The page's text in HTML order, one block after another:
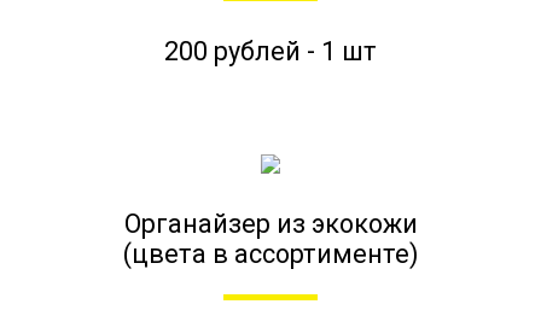
200 рублей - 1 шт
Органайзер из экокожи
(цвета в ассортименте)